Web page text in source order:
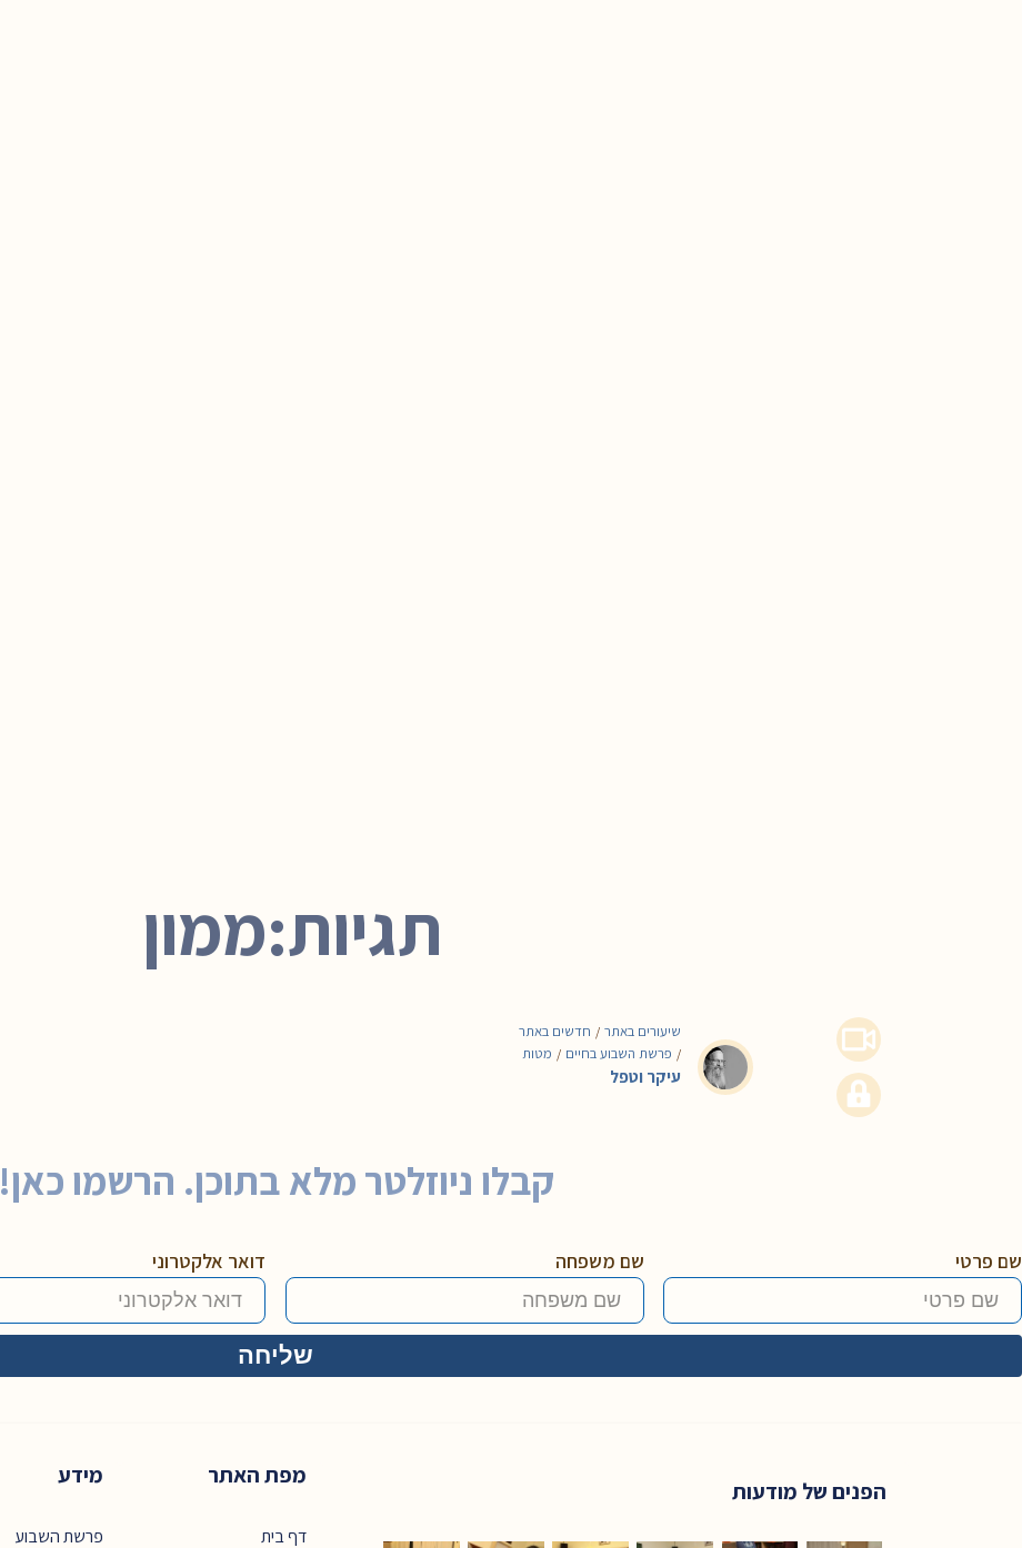
תגיות:ממון
שיעורים באתר / חדשים באתר
/ פרשת השבוע בחיים / מטות
עיקר וטפל
קבלו ניוזלטר מלא בתוכן. הרשמו כאן!
שם פרטי שם משפחה דואר אלקטרוני
מפת האתר
דף בית
מידע
פרשת השבוע
הפנים של מודעות